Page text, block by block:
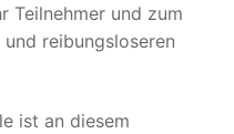
Teilnehmer und zum
reibungsloseren
ist an diesem